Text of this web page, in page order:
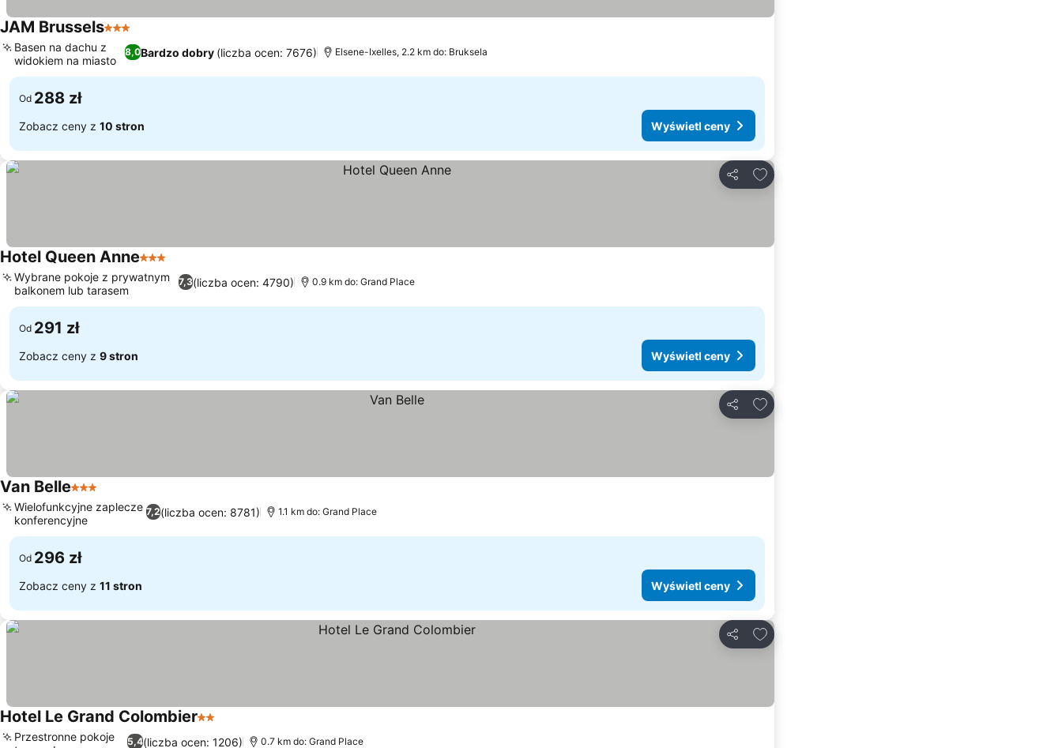
JAM Brussels3 Kategoria
8,0Bardzo dobry (liczba ocen: 7676)
Basen na dachu z
widokiem na miasto
Elsene-Ixelles, 2.2 km do: Bruksela
Od 288 zł
Zobacz ceny z 10 stron Wyświetl ceny
Udostępnij
Dodaj do ulubionych
Hotel Queen Anne3 Kategoria
7,3(liczba ocen: 4790)
Wybrane pokoje z prywatnym
balkonem lub tarasem
0.9 km do: Grand Place
Od 291 zł
Zobacz ceny z 9 stron Wyświetl ceny
Udostępnij
Dodaj do ulubionych
Van Belle3 Kategoria
7,2(liczba ocen: 8781)
Wielofunkcyjne zaplecze
konferencyjne
1.1 km do: Grand Place
Od 296 zł
Zobacz ceny z 11 stron Wyświetl ceny
Udostępnij
Dodaj do ulubionych
Hotel Le Grand Colombier2 Kategoria
5,4(liczba ocen: 1206)
Przestronne pokoje
0.7 km do: Grand Place